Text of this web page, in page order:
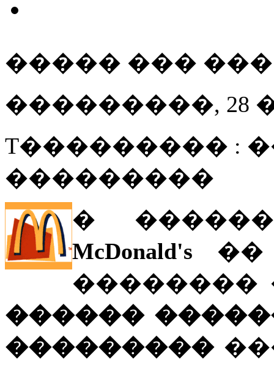
����� ��� ���
���������, 28
T��������� :
���������
�
McDonald's ��
��������
������
���������